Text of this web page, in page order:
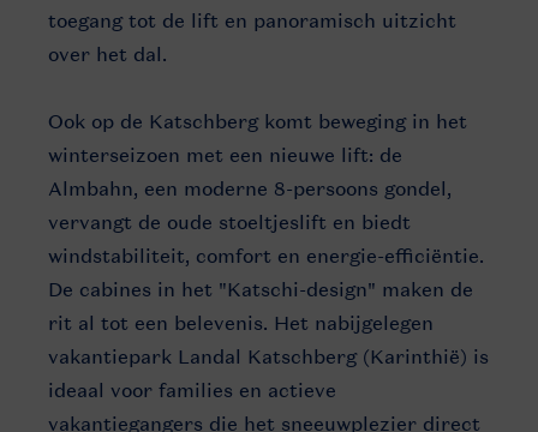
toegang tot de lift en panoramisch uitzicht
over het dal.
Ook op de Katschberg komt beweging in het
winterseizoen met een nieuwe lift: de
Almbahn, een moderne 8-persoons gondel,
vervangt de oude stoeltjeslift en biedt
windstabiliteit, comfort en energie-efficiëntie.
De cabines in het "Katschi-design" maken de
rit al tot een belevenis. Het nabijgelegen
vakantiepark Landal Katschberg (Karinthië) is
ideaal voor families en actieve
vakantiegangers die het sneeuwplezier direct